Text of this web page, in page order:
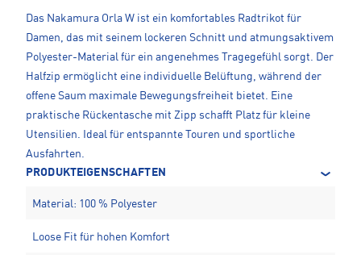
Das Nakamura Orla W ist ein komfortables Radtrikot für
Damen, das mit seinem lockeren Schnitt und atmungsaktivem
Polyester-Material für ein angenehmes Tragegefühl sorgt. Der
Halfzip ermöglicht eine individuelle Belüftung, während der
offene Saum maximale Bewegungsfreiheit bietet. Eine
praktische Rückentasche mit Zipp schafft Platz für kleine
Utensilien. Ideal für entspannte Touren und sportliche
Ausfahrten.
PRODUKTEIGENSCHAFTEN
Material: 100 % Polyester
Loose Fit für hohen Komfort